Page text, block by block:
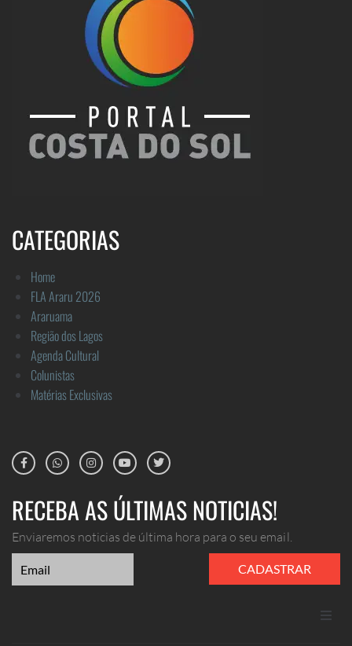
CATEGORIAS
Home
FLA Araru 2026
Araruama
Região dos Lagos
Agenda Cultural
Colunistas
Matérias Exclusivas
RECEBA AS ÚLTIMAS NOTICIAS!
Enviaremos noticias de última hora para o seu email.
CADASTRAR